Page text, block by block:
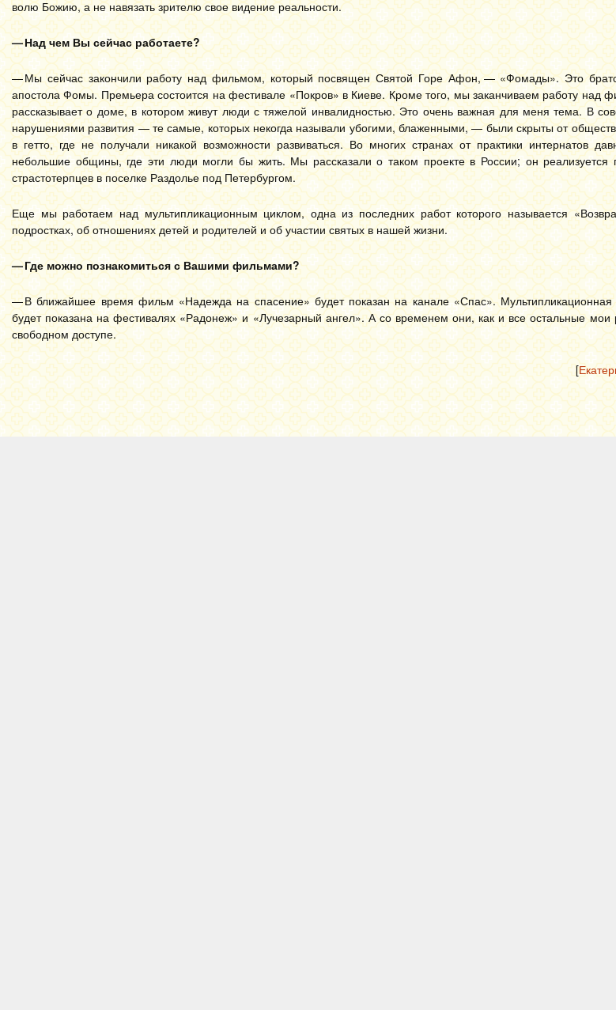
волю Божию, а не навязать зрителю свое видение реальности.
— Над чем Вы сейчас работаете?
— Мы сейчас закончили работу над фильмом, который посвящен Святой Горе Афон, — «Фомады». Это
апостола Фомы. Премьера состоится на фестивале «Покров» в Киеве. Кроме того, мы заканчиваем работу над
рассказывает о доме, в котором живут люди с тяжелой инвалидностью. Это очень важная для меня тема. В
нарушениями развития — те самые, которых некогда называли убогими, блаженными, — были скрыты от
в гетто, где не получали никакой возможности развиваться. Во многих странах от практики интернатов
небольшие общины, где эти люди могли бы жить. Мы рассказали о таком проекте в России; он реализуется
страстотерпцев в поселке Раздолье под Петербургом.
Еще мы работаем над мультипликационным циклом, одна из последних работ которого называется
подростках, об отношениях детей и родителей и об участии святых в нашей жизни.
— Где можно познакомиться с Вашими фильмами?
— В ближайшее время фильм «Надежда на спасение» будет показан на канале «Спас».
будет показана на фестивалях «Радонеж» и «Лучезарный ангел». А со временем они, как и все остальные мои
свободном доступе.
[